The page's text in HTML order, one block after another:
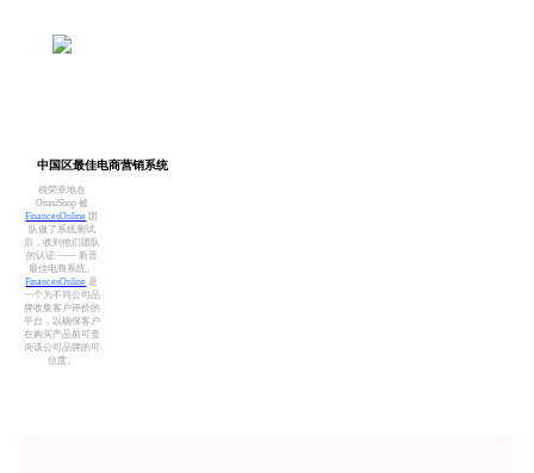
中国区最佳电商营销系统
很荣幸地在
OmniShop 被
FinancesOnline 团
队做了系统测试
后，收到他们团队
的认证 —— 新晋
最佳电商系统。
FinancesOnline 是
一个为不同公司品
牌收集客户评价的
平台，以确保客户
在购买产品前可查
询该公司品牌的可
信度。